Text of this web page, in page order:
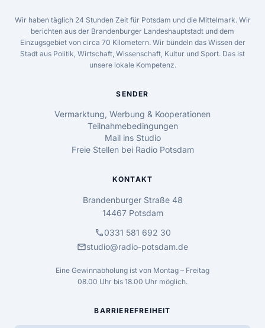
Wir haben täglich 24 Stunden Zeit für Potsdam und die Mittelmark. Wir
berichten aus der Brandenburger Landeshauptstadt und dem
Einzugsgebiet von circa 70 Kilometern. Wir bündeln das Wissen der
Stadt aus Politik, Wirtschaft, Wissenschaft, Kultur und Sport. Das ist
unsere lokale Kompetenz.
SENDER
Vermarktung, Werbung & Kooperationen
Teilnahmebedingungen
Mail ins Studio
Freie Stellen bei Radio Potsdam
KONTAKT
Brandenburger Straße 48
14467 Potsdam
call0331 581 692 30
mailstudio@radio-potsdam.de
Eine Gewinnabholung ist von Montag – Freitag
08.00 Uhr bis 18.00 Uhr möglich.
BARRIEREFREIHEIT